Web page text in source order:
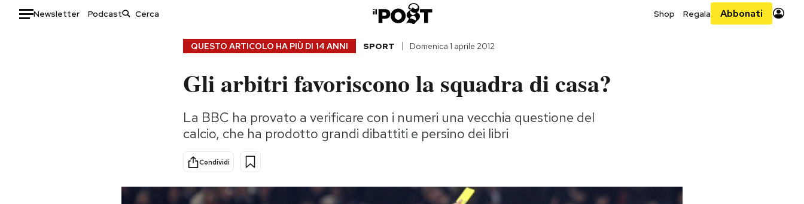
Newsletter Podcast Shop Regala Abbonati
Consumismi
Storie/Idee
Ok Boomer!
Media
QUESTO ARTICOLO HA PIÙ DI 14 ANNI SPORT Domenica 1 aprile 2012
Gli arbitri favoriscono la squadra di casa?
La BBC ha provato a verificare con i numeri una vecchia questione del
calcio, che ha prodotto grandi dibattiti e persino dei libri
Condividi